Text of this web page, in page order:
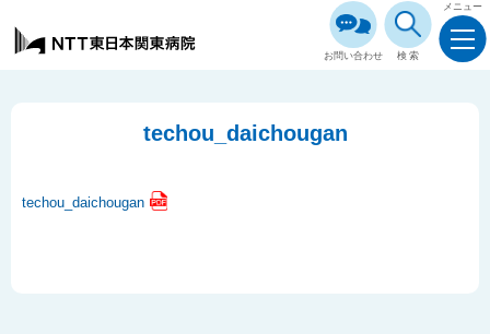
お問い合わせ 検索
メニュー
techou_daichougan
techou_daichougan